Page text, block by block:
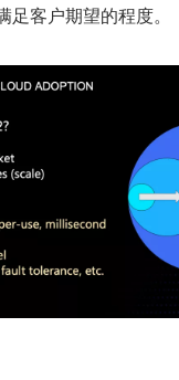
客户期望的程度。